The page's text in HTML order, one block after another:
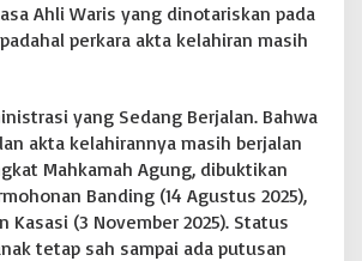
Ahli Waris yang dinotariskan pada
perkara akta kelahiran masih
yang Sedang Berjalan. Bahwa
akta kelahirannya masih berjalan
Mahkamah Agung, dibuktikan
Banding (14 Agustus 2025),
Kasasi (3 November 2025). Status
tetap sah sampai ada putusan